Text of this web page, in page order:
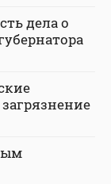
дела о